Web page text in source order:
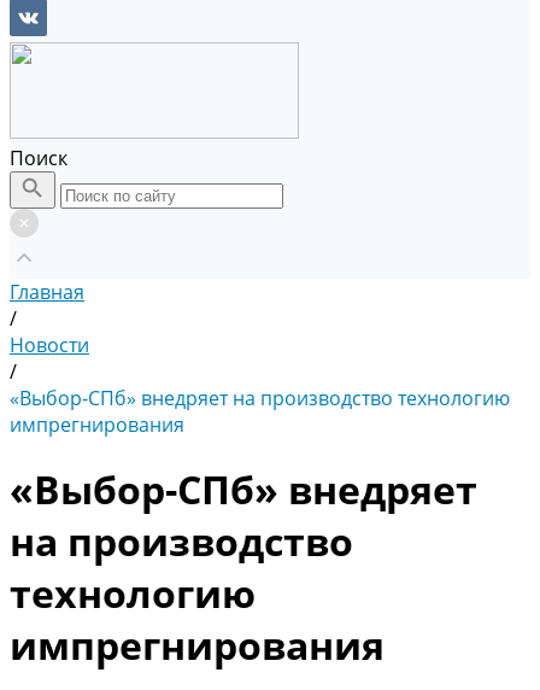
Поиск
Главная
/
Новости
/
«Выбор-СПб» внедряет на производство технологию
импрегнирования
«Выбор-СПб» внедряет
на производство
технологию
импрегнирования